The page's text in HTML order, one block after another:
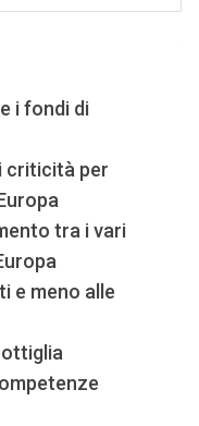
i fondi di
criticità per
tra i vari
e meno alle